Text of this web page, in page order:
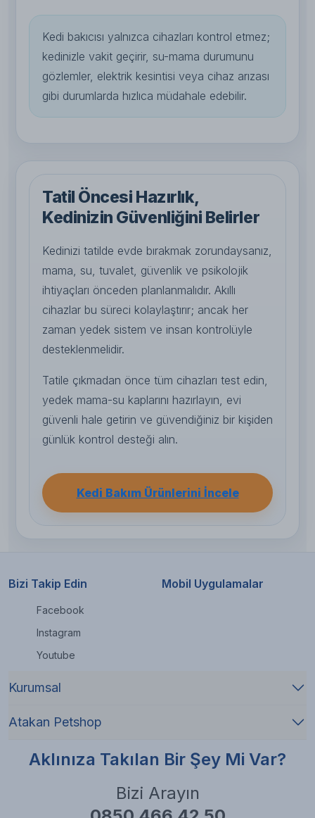
Kedi bakıcısı yalnızca cihazları kontrol etmez;
kedinizle vakit geçirir, su-mama durumunu
gözlemler, elektrik kesintisi veya cihaz arızası
gibi durumlarda hızlıca müdahale edebilir.
Tatil Öncesi Hazırlık,
Kedinizin Güvenliğini Belirler
Kedinizi tatilde evde bırakmak zorundaysanız,
mama, su, tuvalet, güvenlik ve psikolojik
ihtiyaçları önceden planlanmalıdır. Akıllı
cihazlar bu süreci kolaylaştırır; ancak her
zaman yedek sistem ve insan kontrolüyle
desteklenmelidir.
Tatile çıkmadan önce tüm cihazları test edin,
yedek mama-su kaplarını hazırlayın, evi
güvenli hale getirin ve güvendiğiniz bir kişiden
günlük kontrol desteği alın.
Kedi Bakım Ürünlerini İncele
Bizi Takip Edin
Facebook
Instagram
Youtube
Mobil Uygulamalar
Kurumsal
Atakan Petshop
Aklınıza Takılan Bir Şey Mi Var?
Bizi Arayın